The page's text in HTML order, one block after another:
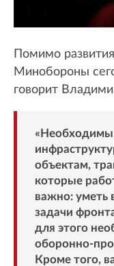
Помимо
Минобороны
говорит
«Необходимы
объектам,
которые
важно: уметь
задачи
для этого
оборонно-
Кроме того,